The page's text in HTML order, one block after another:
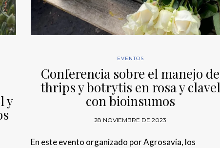
y
EVENTOS
Conferencia sobre el manejo de
thrips y botrytis en rosa y clavel
con bioinsumos
28 NOVIEMBRE DE 2023
En este evento organizado por Agrosavia, los